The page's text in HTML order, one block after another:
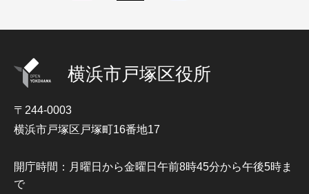
横浜市戸塚区役所
〒244-0003
横浜市戸塚区戸塚町16番地17
開庁時間：月曜日から金曜日午前8時45分から午後5時ま
で